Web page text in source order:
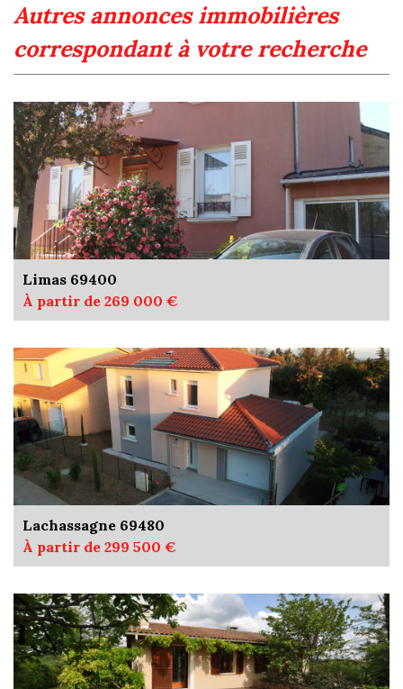
autres annonces immobilières
correspondant à votre recherche
Limas 69400
À partir de 269 000 €
Lachassagne 69480
À partir de 299 500 €